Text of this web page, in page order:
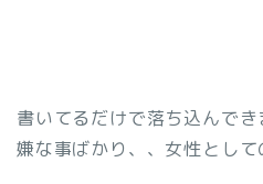
書いてるだけで落ち込んで
嫌な事ばかり、、女性として